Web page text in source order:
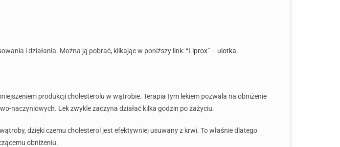
i działania. Można ją pobrać, klikając w poniższy link:“Liprox” – ulotka.
produkcji cholesterolu w wątrobie. Terapia tym lekiem pozwala na obniżenie
naczyniowych. Lek zwykle zaczyna działać kilka godzin po zażyciu.
dzięki czemu cholesterol jest efektywniej usuwany z krwi. To właśnie dlatego
obniżeniu.